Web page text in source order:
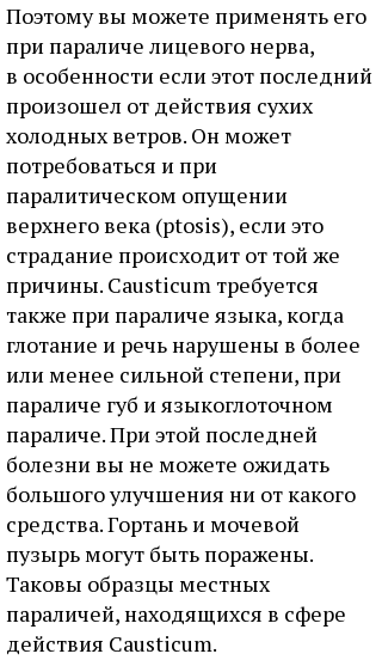
Поэтому вы можете применять его
при параличе лицевого нерва,
в особенности если этот последний
произошел от действия сухих
холодных ветров. Он может
потребоваться и при
паралитическом опущении
верхнего века (ptosis), если это
страдание происходит от той же
причины. Causticum требуется
также при параличе языка, когда
глотание и речь нарушены в более
или менее сильной степени, при
параличе губ и языкоглоточном
параличе. При этой последней
болезни вы не можете ожидать
большого улучшения ни от какого
средства. Гортань и мочевой
пузырь могут быть поражены.
Таковы образцы местных
параличей, находящихся в сфере
действия Causticum.